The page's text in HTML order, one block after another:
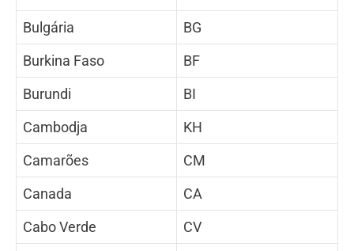
Bulgária
BG
Burkina Faso
BF
Burundi
BI
Cambodja
KH
Camarões
CM
Canada
CA
Cabo Verde
CV